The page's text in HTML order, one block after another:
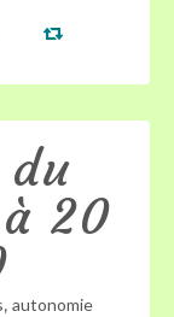
20
, autonomie